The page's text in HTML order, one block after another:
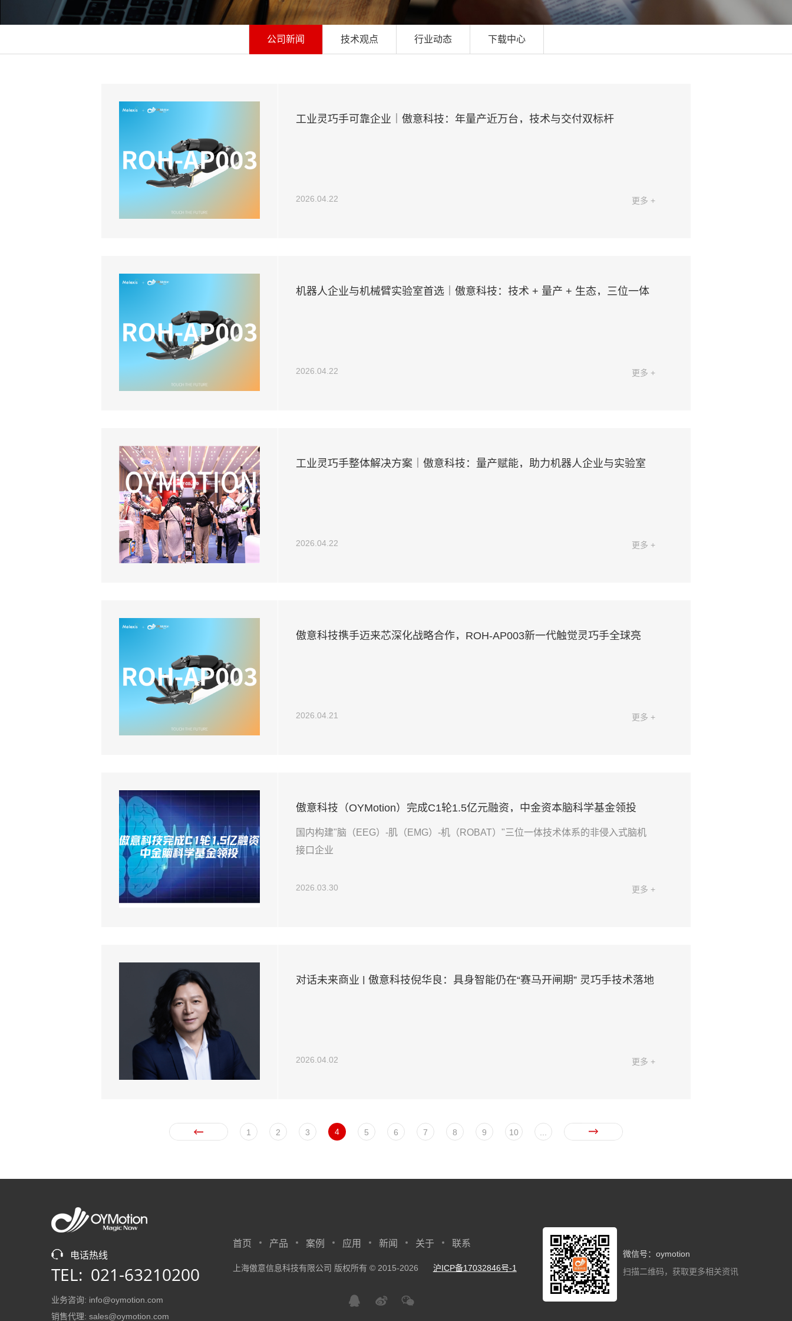
公司新闻 技术观点 行业动态 下载中心
工业灵巧手可靠企业｜傲意科技：年量产近万台，技术与交付双标杆
2026.04.22 更多 +
机器人企业与机械臂实验室首选｜傲意科技：技术 + 量产 + 生态，三位一体
2026.04.22 更多 +
工业灵巧手整体解决方案｜傲意科技：量产赋能，助力机器人企业与实验室
2026.04.22 更多 +
傲意科技携手迈来芯深化战略合作，ROH-AP003新一代触觉灵巧手全球亮
2026.04.21 更多 +
傲意科技（OYMotion）完成C1轮1.5亿元融资，中金资本脑科学基金领投
国内构建"脑（EEG）-肌（EMG）-机（ROBAT）"三位一体技术体系的非侵入式脑机
接口企业
2026.03.30 更多 +
对话未来商业 | 傲意科技倪华良：具身智能仍在“赛马开闸期” 灵巧手技术落地
2026.04.02 更多 +
1 2 3 4 5 6 7 8 9 10
电话热线
TEL: 021-63210200
业务咨询: info@oymotion.com
销售代理: sales@oymotion.com
首页 产品 案例 应用 新闻 关于 联系
上海傲意信息科技有限公司 版权所有 © 2015-2026 沪ICP备17032846号-1
微信号：oymotion
扫描二维码，获取更多相关资讯